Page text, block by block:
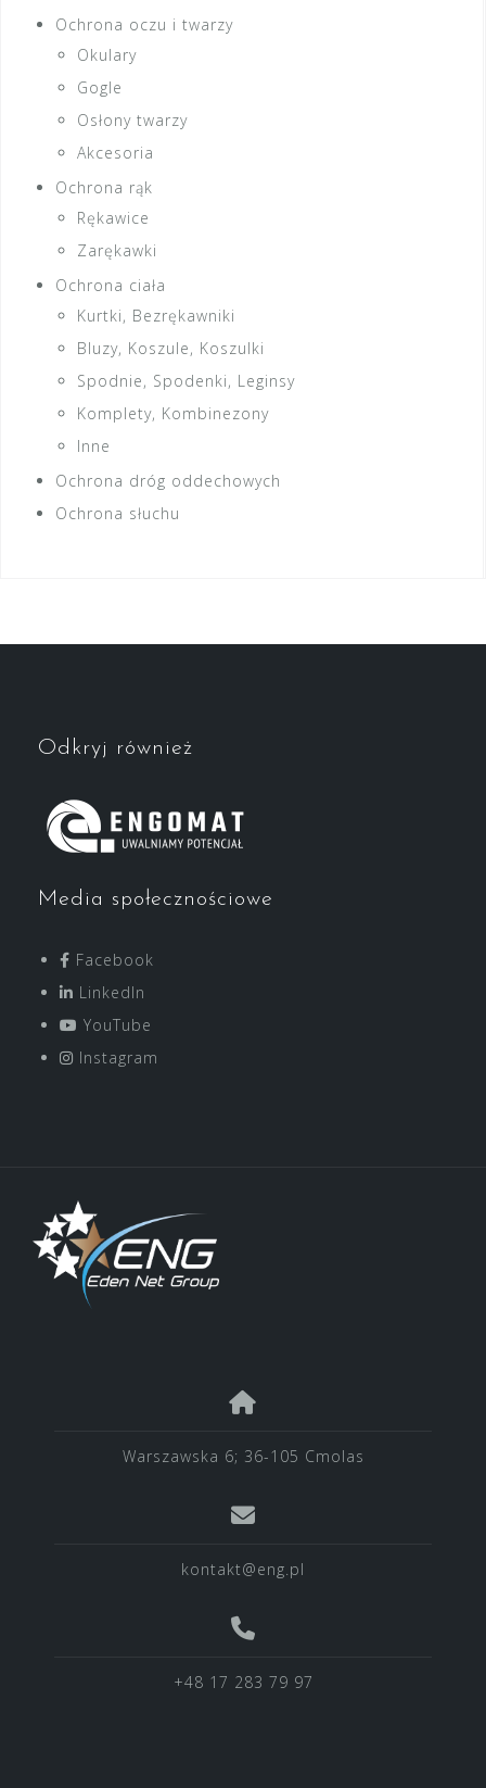
Ochrona oczu i twarzy
Okulary
Gogle
Osłony twarzy
Akcesoria
Ochrona rąk
Rękawice
Zarękawki
Ochrona ciała
Kurtki, Bezrękawniki
Bluzy, Koszule, Koszulki
Spodnie, Spodenki, Leginsy
Komplety, Kombinezony
Inne
Ochrona dróg oddechowych
Ochrona słuchu
Odkryj również
Media społecznościowe
Facebook
LinkedIn
YouTube
Instagram
Warszawska 6; 36-105 Cmolas
kontakt@eng.pl
+48 17 283 79 97